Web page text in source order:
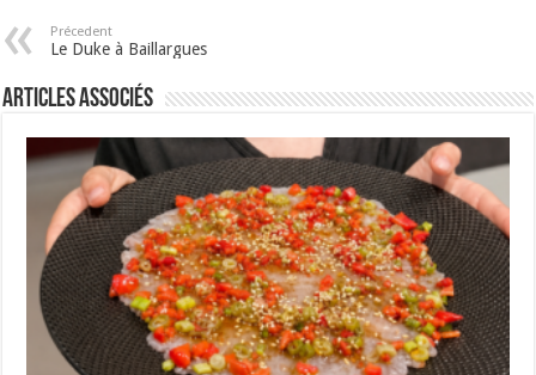
Précedent
Le Duke à Baillargues
Articles associés